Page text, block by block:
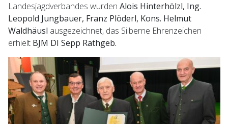
Landesjagdverbandes wurden Alois Hinterhölzl, Ing.
Leopold Jungbauer, Franz Plöderl, Kons. Helmut
Waldhäusl ausgezeichnet, das Silberne Ehrenzeichen
erhielt BJM DI Sepp Rathgeb.